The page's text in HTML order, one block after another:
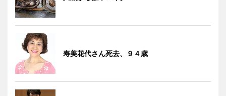
寿美花代さん死去、９４歳